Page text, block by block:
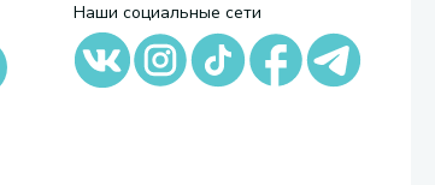
Наши социальные сети